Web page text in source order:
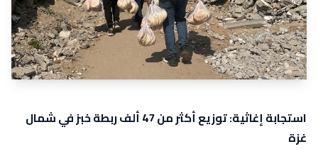
استجابة إغاثية: توزيع أكثر من 47 ألف ربطة خبز في شمال
غزة